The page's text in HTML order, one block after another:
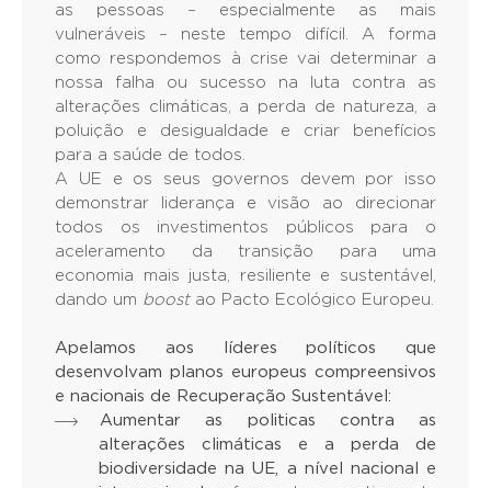
as pessoas – especialmente as mais
vulneráveis – neste tempo difícil. A forma
como respondemos à crise vai determinar a
nossa falha ou sucesso na luta contra as
alterações climáticas, a perda de natureza, a
poluição e desigualdade e criar benefícios
para a saúde de todos.
A UE e os seus governos devem por isso
demonstrar liderança e visão ao direcionar
todos os investimentos públicos para o
aceleramento da transição para uma
economia mais justa, resiliente e sustentável,
dando um boost ao Pacto Ecológico Europeu.
Apelamos aos líderes políticos que
desenvolvam planos europeus compreensivos
e nacionais de Recuperação Sustentável:
Aumentar as politicas contra as
alterações climáticas e a perda de
biodiversidade na UE, a nível nacional e